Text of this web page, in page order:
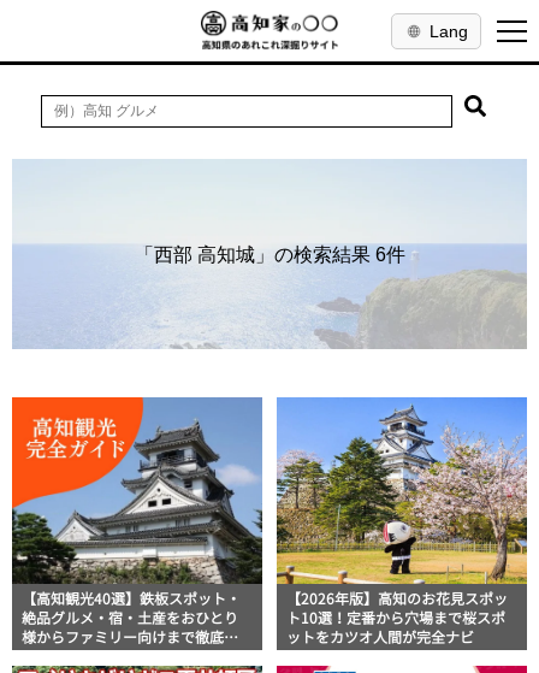
Lang
「西部 高知城」の検索結果 6件
【高知観光40選】鉄板スポット・
絶品グルメ・宿・土産をおひとり
様からファミリー向けまで徹底解
【2026年版】高知のお花見スポッ
ト10選！定番から穴場まで桜スポ
ットをカツオ人間が完全ナビ